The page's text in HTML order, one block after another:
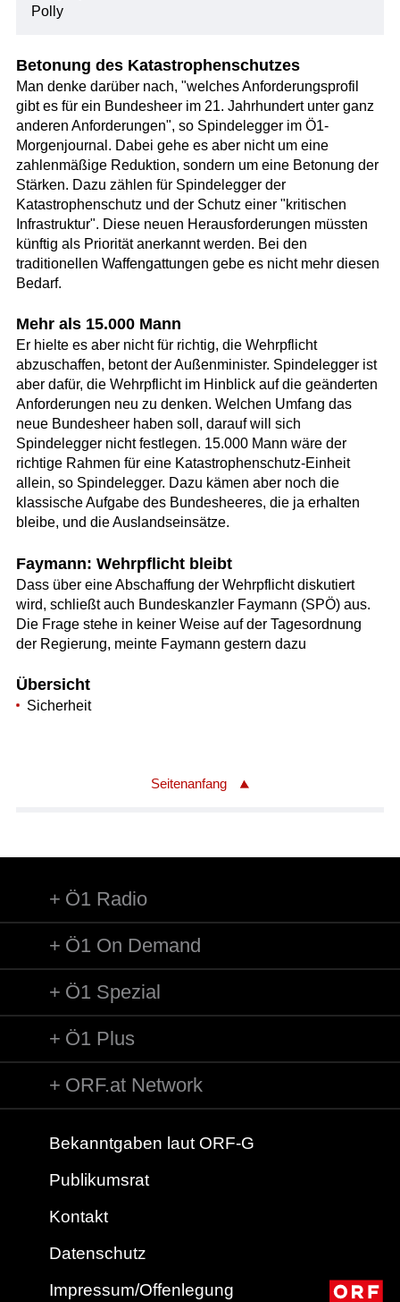
Polly
Betonung des Katastrophenschutzes
Man denke darüber nach, "welches Anforderungsprofil
gibt es für ein Bundesheer im 21. Jahrhundert unter ganz
anderen Anforderungen", so Spindelegger im Ö1-
Morgenjournal. Dabei gehe es aber nicht um eine
zahlenmäßige Reduktion, sondern um eine Betonung der
Stärken. Dazu zählen für Spindelegger der
Katastrophenschutz und der Schutz einer "kritischen
Infrastruktur". Diese neuen Herausforderungen müssten
künftig als Priorität anerkannt werden. Bei den
traditionellen Waffengattungen gebe es nicht mehr diesen
Bedarf.
Mehr als 15.000 Mann
Er hielte es aber nicht für richtig, die Wehrpflicht
abzuschaffen, betont der Außenminister. Spindelegger ist
aber dafür, die Wehrpflicht im Hinblick auf die geänderten
Anforderungen neu zu denken. Welchen Umfang das
neue Bundesheer haben soll, darauf will sich
Spindelegger nicht festlegen. 15.000 Mann wäre der
richtige Rahmen für eine Katastrophenschutz-Einheit
allein, so Spindelegger. Dazu kämen aber noch die
klassische Aufgabe des Bundesheeres, die ja erhalten
bleibe, und die Auslandseinsätze.
Faymann: Wehrpflicht bleibt
Dass über eine Abschaffung der Wehrpflicht diskutiert
wird, schließt auch Bundeskanzler Faymann (SPÖ) aus.
Die Frage stehe in keiner Weise auf der Tagesordnung
der Regierung, meinte Faymann gestern dazu
Übersicht
Sicherheit
Seitenanfang
Ö1 Radio
Ö1 On Demand
Ö1 Spezial
Ö1 Plus
ORF.at Network
Bekanntgaben laut ORF-G
Publikumsrat
Kontakt
Datenschutz
Impressum/Offenlegung